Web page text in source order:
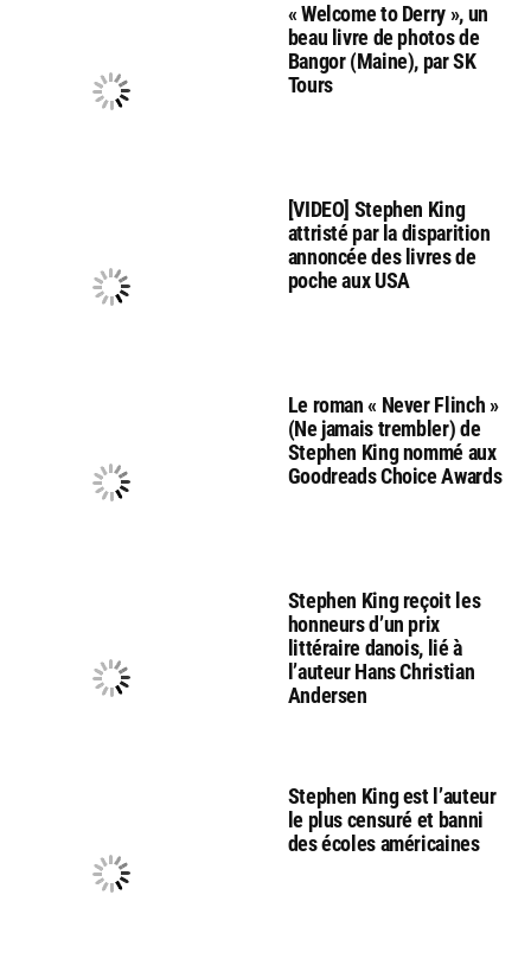
« Welcome to Derry », un
beau livre de photos de
Bangor (Maine), par SK
Tours
[VIDEO] Stephen King
attristé par la disparition
annoncée des livres de
poche aux USA
Le roman « Never Flinch »
(Ne jamais trembler) de
Stephen King nommé aux
Goodreads Choice Awards
Stephen King reçoit les
honneurs d’un prix
littéraire danois, lié à
l’auteur Hans Christian
Andersen
Stephen King est l’auteur
le plus censuré et banni
des écoles américaines